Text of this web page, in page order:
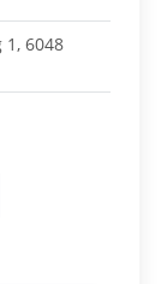
6048